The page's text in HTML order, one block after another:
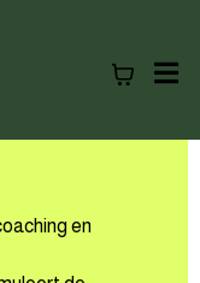
en